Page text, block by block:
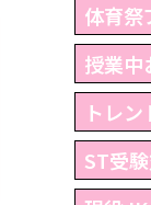
体育
授業中
トレ
ST受